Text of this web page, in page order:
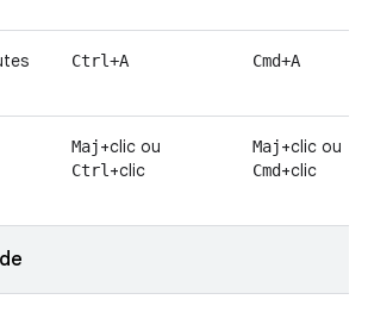
Ctrl+A Cmd+A
Maj+clic ou
Ctrl +clic
Maj+clic ou
Cmd+clic